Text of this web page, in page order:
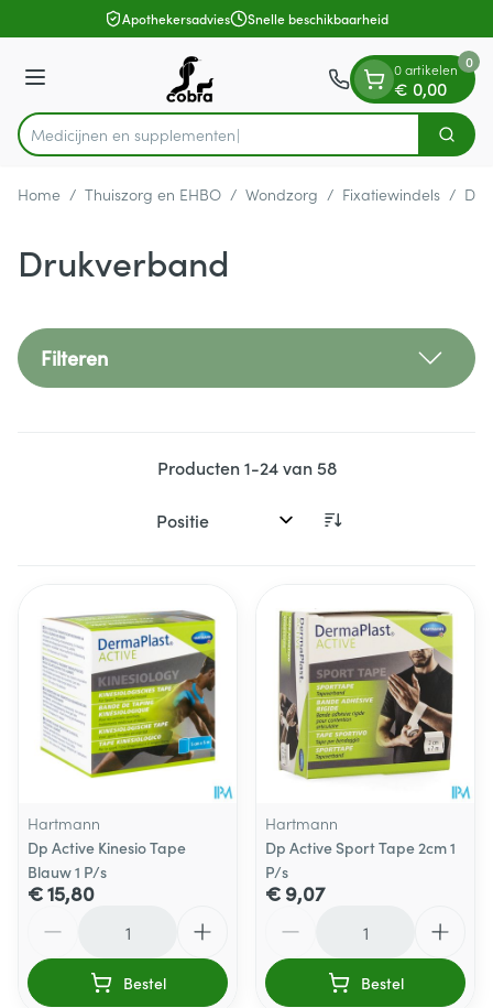
Ga naar de inhoudApothekersadvies Snelle beschikbaarheid
Menu
Product, merk, categorie...
Med Zoek
0 artikelen
€ 0,00
0
Home / Thuiszorg en EHBO / Wondzorg / Fixatiewindels /
Drukverband
Filteren
Producten1-24van58
Sorteer op:
Hartmann
Dp Active Kinesio Tape
Blauw 1 P/s
€ 15,80
Bestel
Hartmann
Dp Active Sport Tape 2cm 1
P/s
€ 9,07
Bestel